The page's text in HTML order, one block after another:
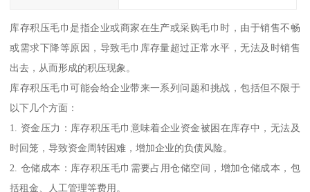
库存积压毛巾是指企业或商家在生产或采购毛巾时，由于销售不畅
或需求下降等原因，导致毛巾库存量超过正常水平，无法及时销售
出去，从而形成的积压现象。
库存积压毛巾可能会给企业带来一系列问题和挑战，包括但不限于
以下几个方面：
1. 资金压力：库存积压毛巾意味着企业资金被困在库存中，无法及
时回笼，导致资金周转困难，增加企业的负债风险。
2. 仓储成本：库存积压毛巾需要占用仓储空间，增加仓储成本，包
括租金、人工管理等费用。